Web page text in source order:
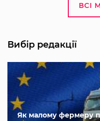
ВСІ
Вибір редакції
Як малому фермеру